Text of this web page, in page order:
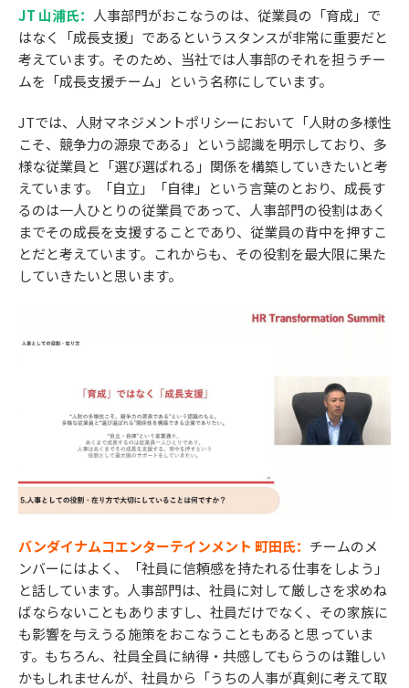
JT 山浦氏： 人事部門がおこなうのは、従業員の「育成」で
はなく「成長支援」であるというスタンスが非常に重要だと
考えています。そのため、当社では人事部のそれを担うチー
ムを「成長支援チーム」という名称にしています。
JTでは、人財マネジメントポリシーにおいて「人財の多様性
こそ、競争力の源泉である」という認識を明示しており、多
様な従業員と「選び選ばれる」関係を構築していきたいと考
えています。「自立」「自律」という言葉のとおり、成長す
るのは一人ひとりの従業員であって、人事部門の役割はあく
までその成長を支援することであり、従業員の背中を押すこ
とだと考えています。これからも、その役割を最大限に果た
していきたいと思います。
バンダイナムコエンターテインメント 町田氏： チームのメ
ンバーにはよく、「社員に信頼感を持たれる仕事をしよう」
と話しています。人事部門は、社員に対して厳しさを求めね
ばならないこともありますし、社員だけでなく、その家族に
も影響を与えうる施策をおこなうこともあると思っていま
す。もちろん、社員全員に納得・共感してもらうのは難しい
かもしれませんが、社員から「うちの人事が真剣に考えて取